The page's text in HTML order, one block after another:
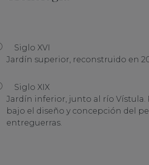
Siglo XVI
Jardín superior, reconstruido en
Siglo XIX
Jardín inferior, junto al río Vístula.
bajo el diseño y concepción del
entreguerras.